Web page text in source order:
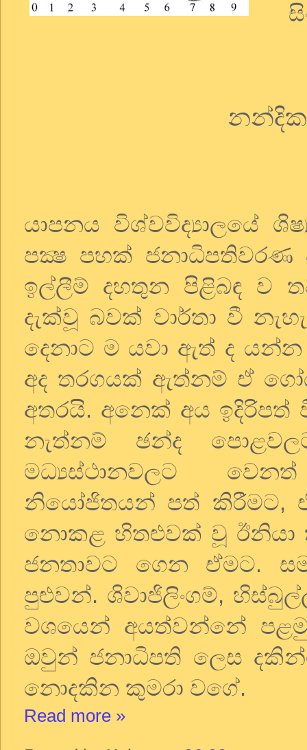
යාපනය විශ්වවිද්‍යාලයේ
පක්‍ෂ පහක් ජනාධිපතිවරණ
ඉල්ලීම් දහතුන පිළිබඳ ව
දැක්වූ බවක් වාර්තා වී
දෙනාට ම යවා ඇත් ද යන්න
අද තරගයක් ඇත්නම් ඒ
අතරයි. අනෙක් අය
නැත්නම් ඡන්ද
මධ්‍යස්ථානවලට
නියෝජිතයන් පත් කිරීමට,
නොකළ හිතළුවක් වූ ඊනියා
ජනතාවට ගෙන ඒමට.
පුළුවන්. ශිවාජිලිංගම්,
වශයෙන් අයත්වන්නේ
ඔවුන් ජනාධිපති ලෙස
නොදකින කුමරා වගේ.
Read more »